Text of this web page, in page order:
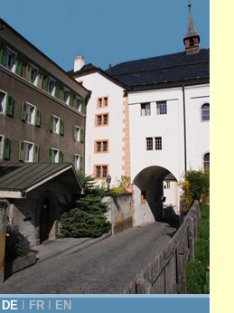
DE FR EN